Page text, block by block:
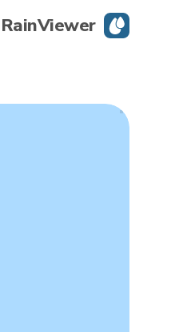
RainViewer